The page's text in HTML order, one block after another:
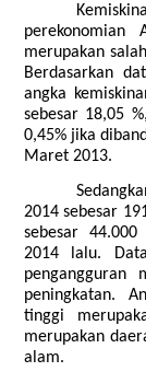
merupakan
Berdasarkan
angka
sebesar 18,05
0,45% jika
Maret 2013.
2014 sebesar
sebesar
2014 lalu.
pengangguran
peningkatan.
tinggi
merupakan
alam.